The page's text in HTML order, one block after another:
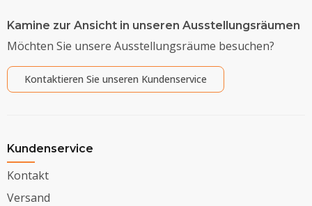
Kamine zur Ansicht in unseren Ausstellungsräumen
Möchten Sie unsere Ausstellungsräume besuchen?
Kontaktieren Sie unseren Kundenservice
Kundenservice
Kontakt
Versand